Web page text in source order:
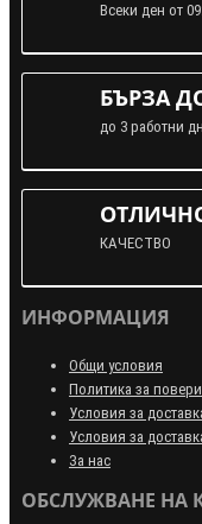
Всеки ден от
БЪРЗА
до 3 работни
КАЧЕСТВО
ИНФОРМАЦИЯ
Общи условия
Политика за
Условия за
Условия за
За нас
ОБСЛУЖВАНЕ НА